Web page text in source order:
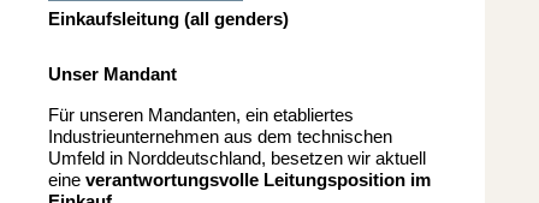
Einkaufsleitung (all genders)
Unser Mandant
Für unseren Mandanten, ein etabliertes
Industrieunternehmen aus dem technischen
Umfeld in Norddeutschland, besetzen wir aktuell
eine verantwortungsvolle Leitungsposition im